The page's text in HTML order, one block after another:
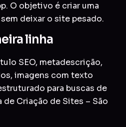
O objetivo é criar uma
deixar o site pesado.
linha
SEO, metadescrição,
imagens com texto
para buscas de
Criação de Sites – São